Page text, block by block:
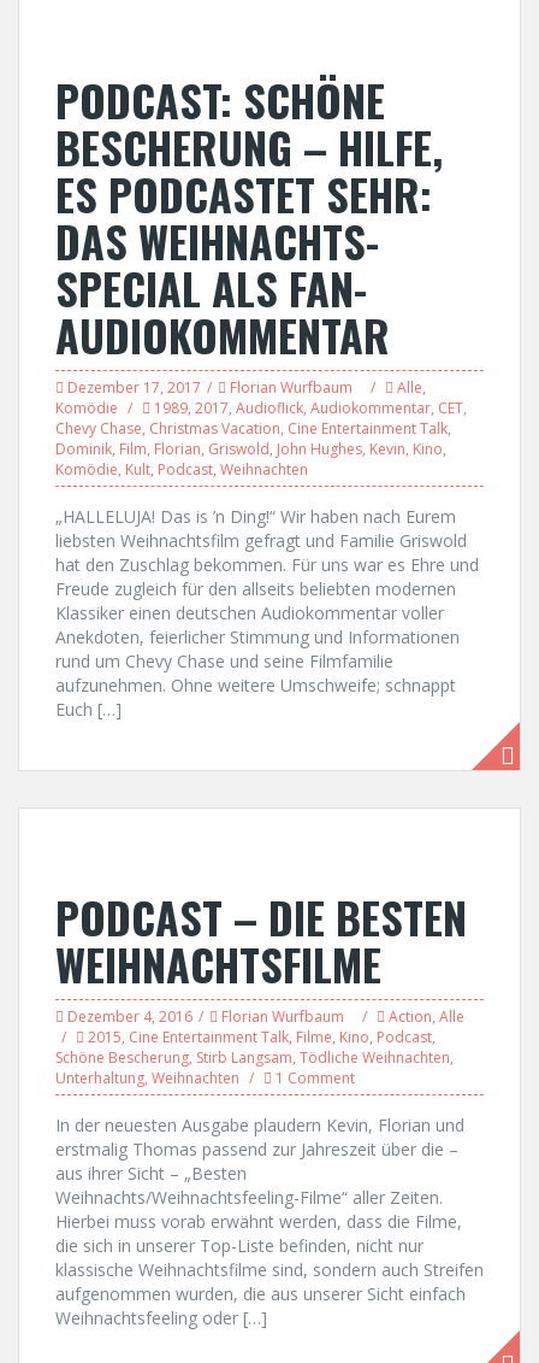
PODCAST: SCHÖNE
BESCHERUNG – HILFE,
ES PODCASTET SEHR:
DAS WEIHNACHTS-
SPECIAL ALS FAN-
AUDIOKOMMENTAR
Dezember 17, 2017 Florian Wurfbaum Alle,
Komödie
1989, 2017, Audioflick, Audiokommentar, CET,
Chevy Chase, Christmas Vacation, Cine Entertainment Talk,
Dominik, Film, Florian, Griswold, John Hughes, Kevin, Kino,
Komödie, Kult, Podcast, Weihnachten
„HALLELUJA! Das is ’n Ding!“ Wir haben nach Eurem
liebsten Weihnachtsfilm gefragt und Familie Griswold
hat den Zuschlag bekommen. Für uns war es Ehre und
Freude zugleich für den allseits beliebten modernen
Klassiker einen deutschen Audiokommentar voller
Anekdoten, feierlicher Stimmung und Informationen
rund um Chevy Chase und seine Filmfamilie
aufzunehmen. Ohne weitere Umschweife; schnappt
Euch […]
PODCAST – DIE BESTEN
WEIHNACHTSFILME
Dezember 4, 2016 Florian Wurfbaum Action, Alle
2015, Cine Entertainment Talk, Filme, Kino, Podcast,
Schöne Bescherung, Stirb Langsam, Tödliche Weihnachten,
Unterhaltung, Weihnachten 1 Comment
In der neuesten Ausgabe plaudern Kevin, Florian und
erstmalig Thomas passend zur Jahreszeit über die –
aus ihrer Sicht – „Besten
Weihnachts/Weihnachtsfeeling-Filme“ aller Zeiten.
Hierbei muss vorab erwähnt werden, dass die Filme,
die sich in unserer Top-Liste befinden, nicht nur
klassische Weihnachtsfilme sind, sondern auch Streifen
aufgenommen wurden, die aus unserer Sicht einfach
Weihnachtsfeeling oder […]